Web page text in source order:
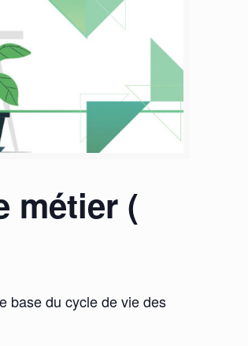
métier (
base du cycle de vie des